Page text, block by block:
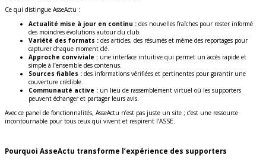
Ce qui distingue AsseActu :
Actualité mise à jour en continu : des nouvelles fraîches pour rester informé
des moindres évolutions autour du club.
Variété des formats : des articles, des résumés et même des reportages pour
capturer chaque moment clé.
Approche conviviale : une interface intuitive qui permet un accès rapide et
simple à l’ensemble des contenus.
Sources fiables : des informations vérifiées et pertinentes pour garantir une
couverture crédible.
Communauté active : un lieu de rassemblement virtuel où les supporters
peuvent échanger et partager leurs avis.
Avec ce panel de fonctionnalités, AsseActu n’est pas juste un site ; c’est une ressource
incontournable pour tous ceux qui vivent et respirent l’ASSE.
Pourquoi AsseActu transforme l’expérience des supporters